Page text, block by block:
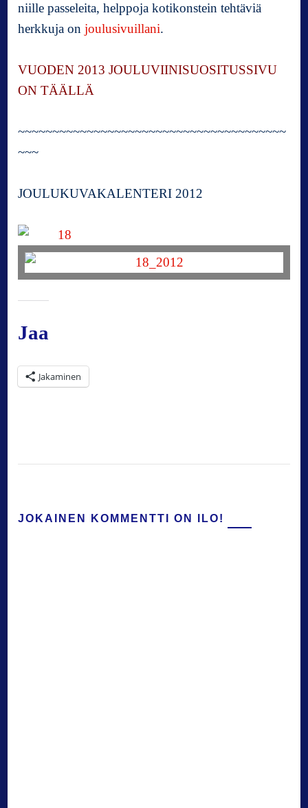
niille passeleita, helppoja kotikonstein tehtäviä
herkkuja onjoulusivuillani.
VUODEN 2013 JOULUVIINISUOSITUSSIVU
ONTÄÄLLÄ
~~~~~~~~~~~~~~~~~~~~~~~~~~~~~~~~~~~~~~~
~~~
JOULUKUVAKALENTERI 2012
Jaa
Jakaminen
JOKAINEN KOMMENTTI ON ILO!